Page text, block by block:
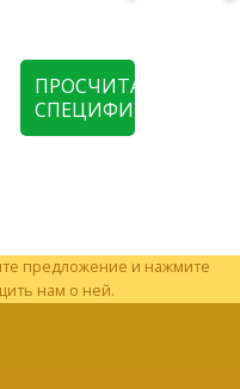
ПРОСЧИТАТЬ
СПЕЦИФИКАЦИЮ
предложение и нажмите
нам о ней.